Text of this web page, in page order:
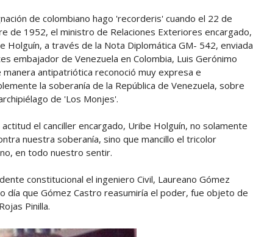
de colombiano hago 'recorderis' cuando el 22 de
de 1952, el ministro de Relaciones Exteriores encargado,
Holguín, a través de la Nota Diplomática GM- 542, enviada
embajador de Venezuela en Colombia, Luis Gerónimo
manera antipatriótica reconoció muy expresa e
la soberanía de la República de Venezuela, sobre
de 'Los Monjes'.
el canciller encargado, Uribe Holguín, no solamente
nuestra soberanía, sino que mancillo el tricolor
en todo nuestro sentir.
constitucional el ingeniero Civil, Laureano Gómez
día que Gómez Castro reasumiría el poder, fue objeto de
Pinilla.